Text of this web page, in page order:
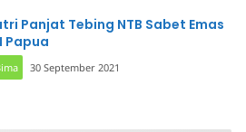
Panjat Tebing NTB Sabet Emas
Papua
30 September 2021